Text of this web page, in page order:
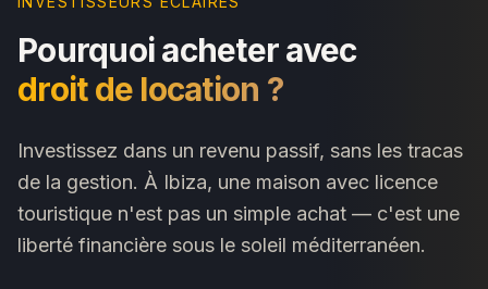
Pourquoi acheter avec
droit de location ?
Investissez dans un revenu passif, sans les tracas
de la gestion. À Ibiza, une maison avec licence
touristique n'est pas un simple achat — c'est une
liberté financière sous le soleil méditerranéen.